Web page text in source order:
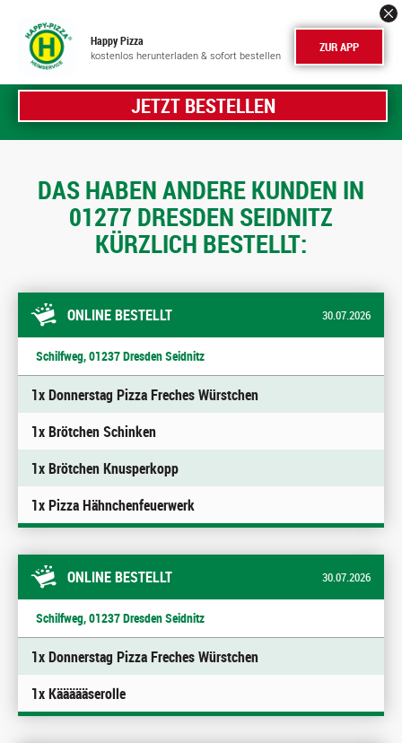
Happy Pizza
kostenlos herunterladen & sofort bestellen ZUR APP
JETZT BESTELLEN
DAS HABEN ANDERE KUNDEN IN
01277 DRESDEN SEIDNITZ
KÜRZLICH BESTELLT:
ONLINE BESTELLT 30.07.2026
Schilfweg, 01237 Dresden Seidnitz
1x Donnerstag Pizza Freches Würstchen
1x Brötchen Schinken
1x Brötchen Knusperkopp
1x Pizza Hähnchenfeuerwerk
ONLINE BESTELLT 30.07.2026
Schilfweg, 01237 Dresden Seidnitz
1x Donnerstag Pizza Freches Würstchen
1x Käääääserolle